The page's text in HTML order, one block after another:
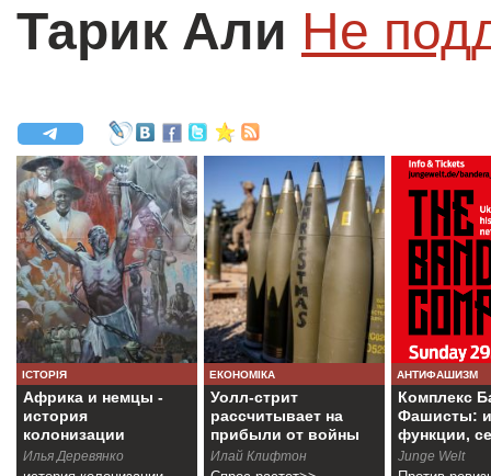
Тарик Али Не
ІСТОРІЯ
Африка и немцы -
история
колонизации
Намибии
Илья Деревянко
ЕКОНОМІКА
Уолл-стрит
рассчитывает на
прибыли от войны
Илай Клифтон
АНТИФАШИЗМ
Комплекс
Фашисты:
функции,
Junge Welt